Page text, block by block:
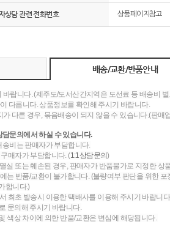
상담 관련 전화번호 상품페이지참고
배송/교환/반품안내
랍니다. (제주도/도서산간지역은 도선료 등 배송비
다릅니다. 상품정보를 확인해 주시기 바랍니다.
가 다른 경우, 묶음배송이 되지 않을 수 있습니다.(판
문의에서 하실 수 있습니다.
송비는 판매자가 부담합니다.
매자가 부담합니다. (1:1상담문의)
실 또는 훼손된 경우, 판매자가 반품불가로 지정한 상
는 반품/교환이 불가합니다. (불량여부 판단을 위한
합니다.)
최초 발송시 이용한 택배사를 이용해 주시기 바랍니
문의해 주시기 바랍니다.
색상 차이에 의한 반품/교환은 변심에 해당됩니다.